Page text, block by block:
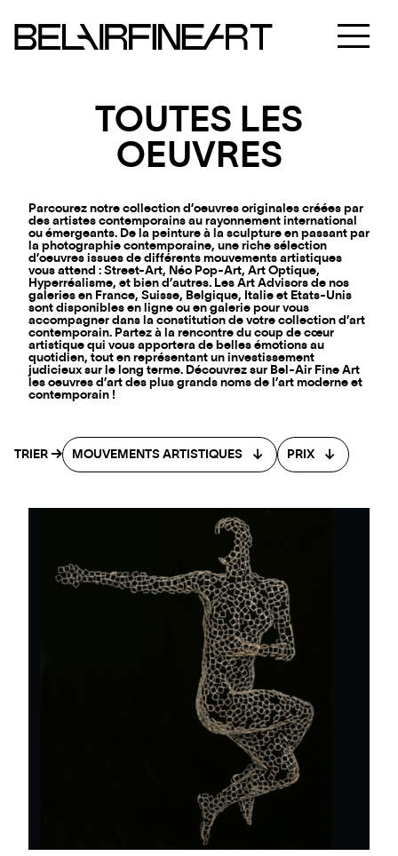
TOUTES LES
OEUVRES
Parcourez notre collection d’oeuvres originales créées par
des artistes contemporains au rayonnement international
ou émergeants. De la peinture à la sculpture en passant par
la photographie contemporaine, une riche sélection
d’oeuvres issues de différents mouvements artistiques
vous attend : Street-Art, Néo Pop-Art, Art Optique,
Hyperréalisme, et bien d’autres. Les Art Advisors de nos
galeries en France, Suisse, Belgique, Italie et Etats-Unis
sont disponibles en ligne ou en galerie pour vous
accompagner dans la constitution de votre collection d’art
contemporain. Partez à la rencontre du coup de cœur
artistique qui vous apportera de belles émotions au
quotidien, tout en représentant un investissement
judicieux sur le long terme. Découvrez sur Bel-Air Fine Art
les oeuvres d’art des plus grands noms de l’art moderne et
contemporain !
TRIER MOUVEMENTS ARTISTIQUES PRIX